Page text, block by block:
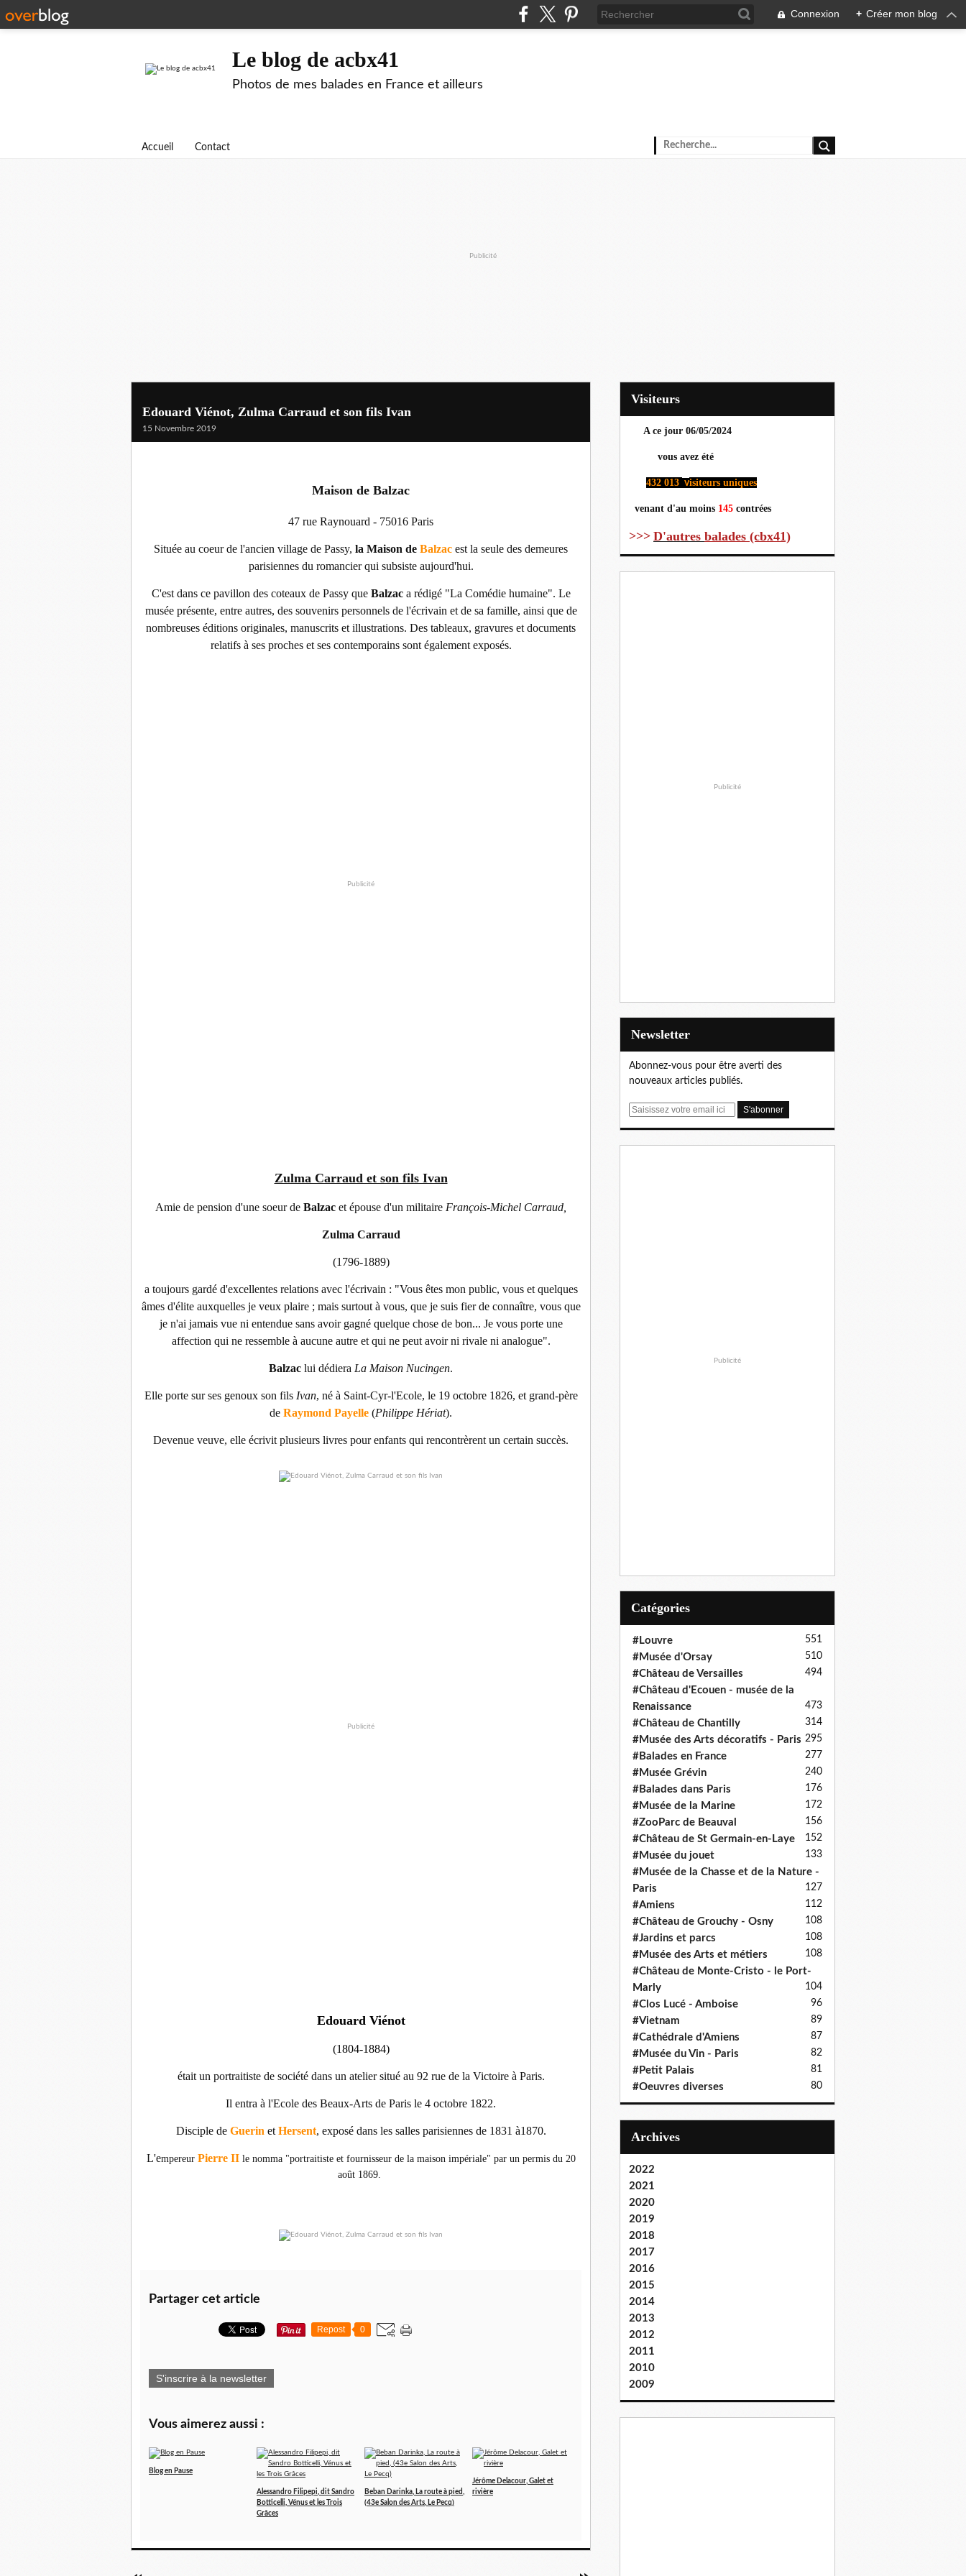
Connexion + Créer mon blog
Le blog de acbx41
Photos de mes balades en France et ailleurs
Accueil Contact
Publicité
Edouard Viénot, Zulma Carraud et son fils Ivan
15 Novembre 2019
Maison de Balzac
47 rue Raynouard - 75016 Paris
Située au coeur de l'ancien village de Passy, la Maison de Balzac est la seule des demeures
parisiennes du romancier qui subsiste aujourd'hui.
C'est dans ce pavillon des coteaux de Passy que Balzaca rédigé "La Comédie humaine". Le
musée présente, entre autres, des souvenirs personnels de l'écrivain et de sa famille, ainsi que de
nombreuses éditions originales, manuscrits et illustrations. Des tableaux, gravures et documents
relatifs à ses proches et ses contemporains sont également exposés.
Publicité
Zulma Carraud et son fils Ivan
Amie de pension d'une soeur de Balzac et épouse d'un militaire François-Michel Carraud,
Zulma Carraud
(1796-1889)
a toujours gardé d'excellentes relations avec l'écrivain : "Vous êtes mon public, vous et quelques
âmes d'élite auxquelles je veux plaire ; mais surtout à vous, que je suis fier de connaître, vous que
je n'ai jamais vue ni entendue sans avoir gagné quelque chose de bon... Je vous porte une
affection qui ne ressemble à aucune autre et qui ne peut avoir ni rivale ni analogue".
Balzac lui dédiera La Maison Nucingen.
Elle porte sur ses genoux son fils Ivan, né à Saint-Cyr-l'Ecole, le 19 octobre 1826, et grand-père
de Raymond Payelle (Philippe Hériat).
Devenue veuve, elle écrivit plusieurs livres pour enfants qui rencontrèrent un certain succès.
Publicité
Edouard Viénot
(1804-1884)
était un portraitiste de société dans un atelier situé au 92 rue de la Victoire à Paris.
Il entra à l'Ecole des Beaux-Arts de Paris le 4 octobre 1822.
Disciple de Guerin et Hersent, exposé dans les salles parisiennes de 1831 à1870.
L'empereur Pierre IIle nomma "portraitiste et fournisseur de la maison impériale" par un permis du 20
août 1869.
Partager cet article
Repost 0
S'inscrire à la newsletter
Vous aimerez aussi :
Blog en Pause
Alessandro Filipepi, dit Sandro
Botticelli, Vénus et les Trois
Grâces
Beban Darinka, La route à pied,
(43e Salon des Arts, Le Pecq)
Jérôme Delacour, Galet et
rivière
Visiteurs
A ce jour 06/05/2024
vous avez été
432 013 visiteurs uniques
venant d'au moins 145 contrées
>>> D'autres balades (cbx41)
Publicité
Newsletter
Abonnez-vous pour être averti des
nouveaux articles publiés.
E
Publicité
Catégories
#Louvre 551
#Musée d'Orsay 510
#Château de Versailles 494
#Château d'Ecouen - musée de la
Renaissance
473
#Château de Chantilly 314
#Musée des Arts décoratifs - Paris 295
#Balades en France 277
#Musée Grévin 240
#Balades dans Paris 176
#Musée de la Marine 172
#ZooParc de Beauval 156
#Château de St Germain-en-Laye 152
#Musée du jouet 133
#Musée de la Chasse et de la Nature -
Paris
127
#Amiens 112
#Château de Grouchy - Osny 108
#Jardins et parcs 108
#Musée des Arts et métiers 108
#Château de Monte-Cristo - le Port-
Marly
104
#Clos Lucé - Amboise 96
#Vietnam 89
#Cathédrale d'Amiens 87
#Musée du Vin - Paris 82
#Petit Palais 81
#Oeuvres diverses 80
Archives
2022
2021
2020
2019
2018
2017
2016
2015
2014
2013
2012
2011
2010
2009